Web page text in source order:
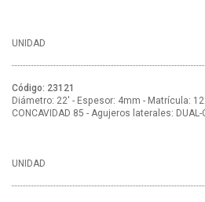
UNIDAD
Código: 23121
Diámetro: 22' - Espesor: 4mm - Matrícula:
CONCAVIDAD 85 - Agujeros laterales: DUAL-
UNIDAD